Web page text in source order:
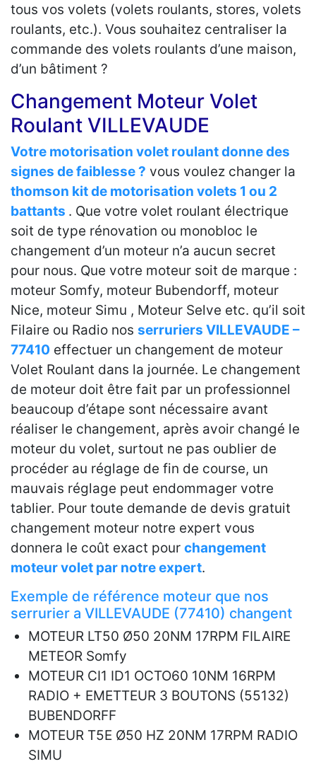
tous vos volets (volets roulants, stores, volets
roulants, etc.). Vous souhaitez centraliser la
commande des volets roulants d’une maison,
d’un bâtiment ?
Changement Moteur Volet
Roulant VILLEVAUDE
Votre motorisation volet roulant donne des
signes de faiblesse ? vous voulez changer la
thomson kit de motorisation volets 1 ou 2
battants . Que votre volet roulant électrique
soit de type rénovation ou monobloc le
changement d’un moteur n’a aucun secret
pour nous. Que votre moteur soit de marque :
moteur Somfy, moteur Bubendorff, moteur
Nice, moteur Simu , Moteur Selve etc. qu’il soit
Filaire ou Radio nos serruriers VILLEVAUDE –
77410 effectuer un changement de moteur
Volet Roulant dans la journée. Le changement
de moteur doit être fait par un professionnel
beaucoup d’étape sont nécessaire avant
réaliser le changement, après avoir changé le
moteur du volet, surtout ne pas oublier de
procéder au réglage de fin de course, un
mauvais réglage peut endommager votre
tablier. Pour toute demande de devis gratuit
changement moteur notre expert vous
donnera le coût exact pour changement
moteur volet par notre expert.
Exemple de référence moteur que nos
serrurier a VILLEVAUDE (77410) changent
MOTEUR LT50 Ø50 20NM 17RPM FILAIRE
METEOR Somfy
MOTEUR CI1 ID1 OCTO60 10NM 16RPM
RADIO + EMETTEUR 3 BOUTONS (55132)
BUBENDORFF
MOTEUR T5E Ø50 HZ 20NM 17RPM RADIO
SIMU